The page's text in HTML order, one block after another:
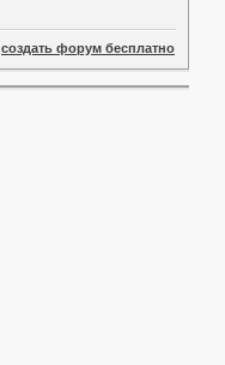
создать форум бесплатно